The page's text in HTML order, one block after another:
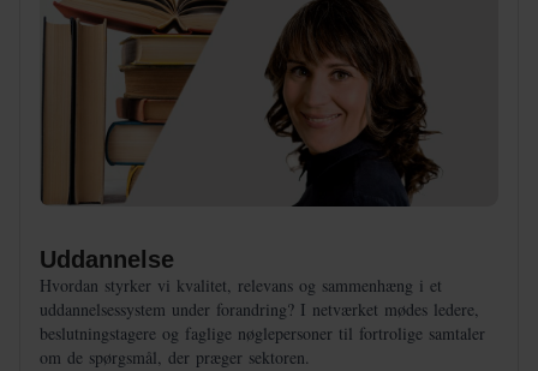
Uddannelse
Hvordan styrker vi kvalitet, relevans og sammenhæng i et
uddannelsessystem under forandring? I netværket mødes ledere,
beslutningstagere og faglige nøglepersoner til fortrolige samtaler
om de spørgsmål, der præger sektoren.